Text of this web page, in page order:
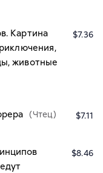
Картина
животные
$7.36
(Чтец)
$7.11
$8.46